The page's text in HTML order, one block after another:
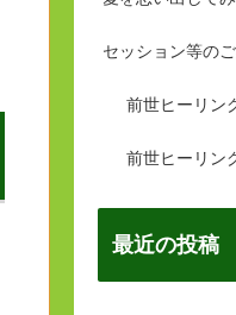
セッション等の
前世ヒーリ
前世ヒーリン
最近の投稿